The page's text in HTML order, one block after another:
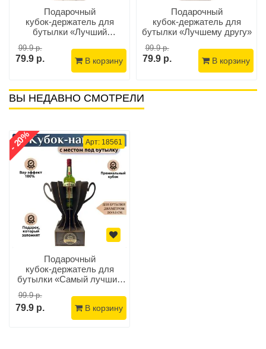
Подарочный
кубок‑держатель для
бутылки «Лучший
99.9 р.
79.9 р. В корзину
Подарочный
кубок‑держатель для
бутылки «Лучшему другу»
99.9 р.
79.9 р. В корзину
ВЫ НЕДАВНО СМОТРЕЛИ
Арт: 18561
Подарочный
кубок‑держатель для
бутылки «Самый лучший
99.9 р.
79.9 р.
- 20%
В корзину